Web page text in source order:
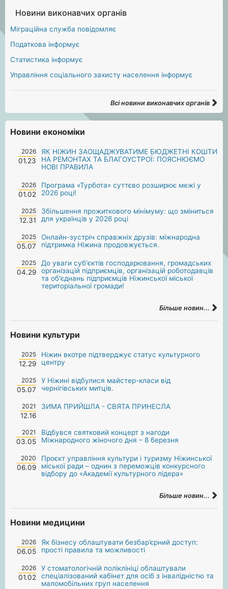
Новини виконавчих органів
Міграційна служба повідомляє
Податкова інформує
Статистика інформує
Управління соціального захисту населення інформує
Всі новини виконавчих органів
Новини економіки
2026
01.23
ЯК НІЖИН ЗАОЩАДЖУВАТИМЕ БЮДЖЕТНІ КОШТИ
НА РЕМОНТАХ ТА БЛАГОУСТРОЇ: ПОЯСНЮЄМО
НОВІ ПРАВИЛА
2026
01.02
Програма «Турбота» суттєво розширює межі у
2026 році!
2025
12.31
Збільшення прожиткового мінімуму: що зміниться
для українців у 2026 році
2025
05.07
Онлайн-зустріч справжніх друзів: міжнародна
підтримка Ніжина продовжується.
2025
04.29
До уваги суб'єктів господарювання, громадських
організацій підприємців, організацій роботодавців
та об'єднань підприємців Ніжинської міської
територіальної громади!
Більше новин...
Новини культури
2025
12.29
Ніжин вкотре підтверджує статус культурного
центру
2025
05.07
У Ніжині відбулися майстер-класи від
чернігівських митців.
2021
12.16
ЗИМА ПРИЙШЛА - СВЯТА ПРИНЕСЛА
2021
03.05
Відбувся святковий концерт з нагоди
Міжнародного жіночого дня – 8 березня
2020
06.09
Проєкт управління культури і туризму Ніжинської
міської ради – однин з переможців конкурсного
відбору до «Академії культурного лідера»
Більше новин...
Новини медицини
2026
06.05
Як бізнесу облаштувати безбар’єрний доступ:
прості правила та можливості
2026
01.02
У стоматологічній поліклініці облаштували
спеціалізований кабінет для осіб з інвалідністю та
маломобільних груп населення